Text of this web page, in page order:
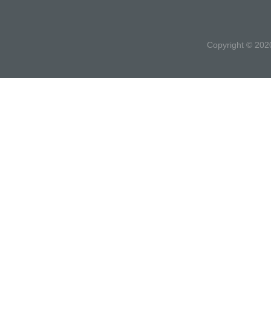
Copyright ©